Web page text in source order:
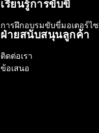
เรียนรู้การขับขี่
การฝึกอบรมขับขี่มอเตอร์ไ
ฝ่ายสนับสนุนลูกค้า
ติดต่อเรา
ข้อเสนอ